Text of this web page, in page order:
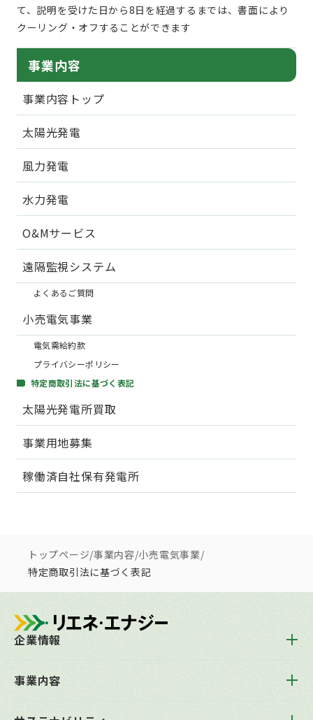
トップページ/事業内容/小売電気事業/
特定商取引法に基づく表記
事業内容
事業内容トップ
太陽光発電
風力発電
水力発電
O&Mサービス
遠隔監視システム
よくあるご質問
小売電気事業
電気需給約款
プライバシーポリシー
特定商取引法に基づく表記
太陽光発電所買取
事業用地募集
稼働済自社保有発電所
て、説明を受けた日から8日を経過するまでは、書面により
クーリング・オフすることができます
企業情報
会社概要
沿革
事業内容